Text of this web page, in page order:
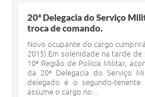
20ª Delegacia do Serviço
troca de comando.
Novo ocupante do cargo
2015).Em solenidade na tarde
10ª Região de Polícia Militar,
da 20ª Delegacia do Serviço
delegado é o segundo-tenente
assume o cargo no...